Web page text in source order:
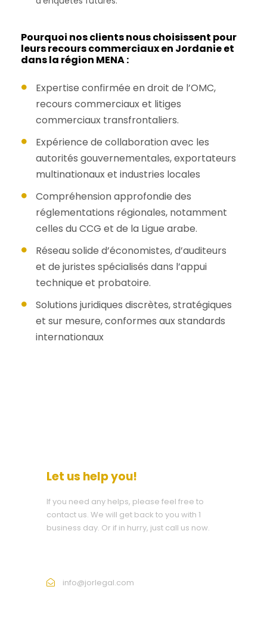
Pourquoi nos clients nous choisissent pour
leurs recours commerciaux en Jordanie et
dans la région MENA :
Expertise confirmée en droit de l’OMC,
recours commerciaux et litiges
commerciaux transfrontaliers.
Expérience de collaboration avec les
autorités gouvernementales, exportateurs
multinationaux et industries locales
Compréhension approfondie des
réglementations régionales, notamment
celles du CCG et de la Ligue arabe.
Réseau solide d’économistes, d’auditeurs
et de juristes spécialisés dans l’appui
technique et probatoire.
Solutions juridiques discrètes, stratégiques
et sur mesure, conformes aux standards
internationaux
Let us help you!
If you need any helps, please feel free to
contact us. We will get back to you with 1
business day. Or if in hurry, just call us now.
info@jorlegal.com